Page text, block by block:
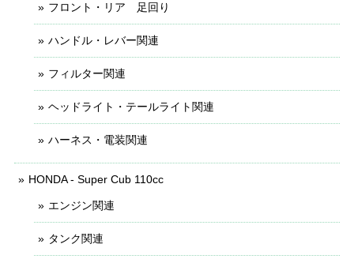
フロント・リア 足回り
ハンドル・レバー関連
フィルター関連
ヘッドライト・テールライト関連
ハーネス・電装関連
HONDA - Super Cub 110cc
エンジン関連
タンク関連